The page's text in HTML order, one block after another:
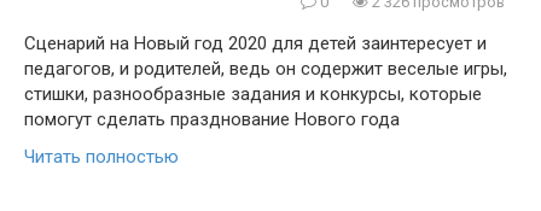
Сценарий на Новый год 2020 для детей заинтересует и
педагогов, и родителей, ведь он содержит веселые игры,
стишки, разнообразные задания и конкурсы, которые
помогут сделать празднование Нового года
Читать полностью